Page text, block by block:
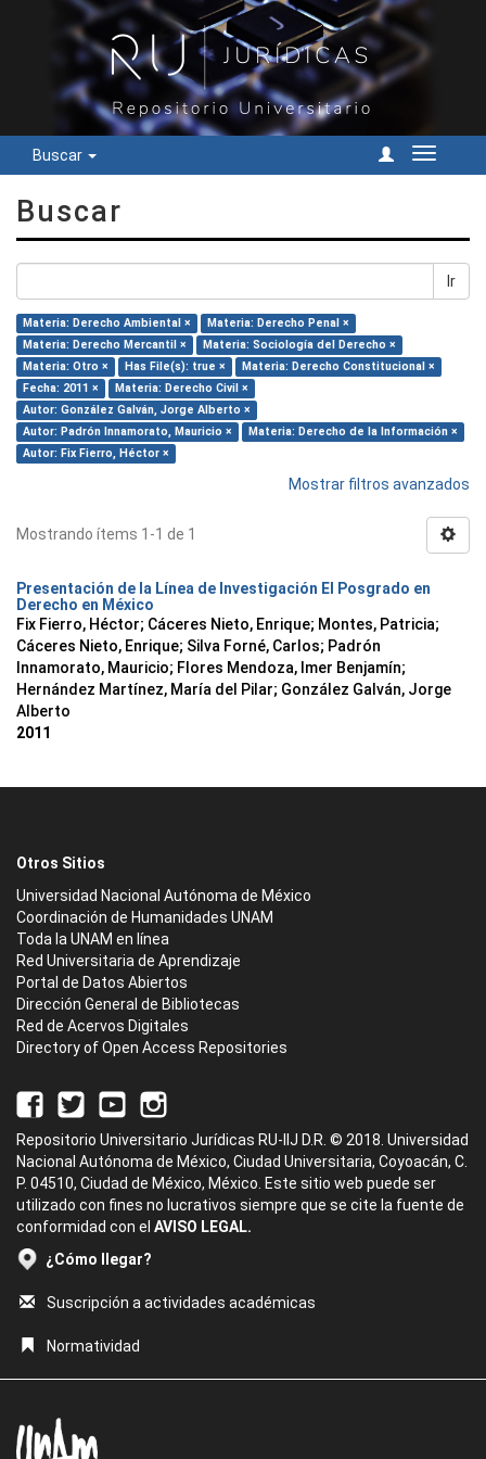
Buscar
Cambiar
Buscar
Ir
Materia: Derecho Ambiental ×
Materia: Derecho Penal ×
Materia: Derecho Mercantil ×
Materia: Sociología del Derecho ×
Materia: Otro ×
Has File(s): true ×
Materia: Derecho Constitucional ×
Fecha: 2011 ×
Materia: Derecho Civil ×
Autor: González Galván, Jorge Alberto ×
Autor: Padrón Innamorato, Mauricio ×
Materia: Derecho de la Información ×
Autor: Fix Fierro, Héctor ×
Mostrar filtros avanzados
Mostrando ítems 1-1 de 1
Presentación de la Línea de Investigación El Posgrado en
Derecho en México
Fix Fierro, Héctor; Cáceres Nieto, Enrique; Montes, Patricia;
Cáceres Nieto, Enrique; Silva Forné, Carlos; Padrón
Innamorato, Mauricio; Flores Mendoza, Imer Benjamín;
Hernández Martínez, María del Pilar; González Galván, Jorge
Alberto
2011
Otros Sitios
Universidad Nacional Autónoma de México
Coordinación de Humanidades UNAM
Toda la UNAM en línea
Red Universitaria de Aprendizaje
Portal de Datos Abiertos
Dirección General de Bibliotecas
Red de Acervos Digitales
Directory of Open Access Repositories
Repositorio Universitario Jurídicas RU-IIJ D.R. © 2018. Universidad
Nacional Autónoma de México, Ciudad Universitaria, Coyoacán, C.
P. 04510, Ciudad de México, México. Este sitio web puede ser
utilizado con fines no lucrativos siempre que se cite la fuente de
conformidad con el AVISO LEGAL.
¿Cómo llegar?
Suscripción a actividades académicas
Normatividad